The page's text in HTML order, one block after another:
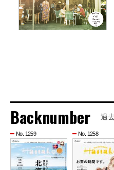
Backnumber 過
No. 1259 No. 1258